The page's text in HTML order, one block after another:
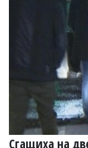
Управители:
Веселин
Василев,
email:
Сгащиха на